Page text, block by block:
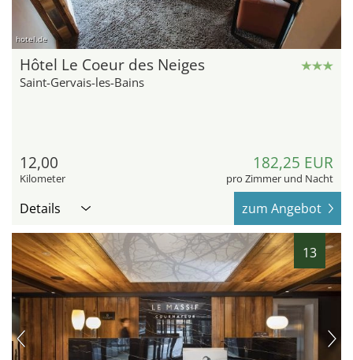
hotel.de
Hôtel Le Coeur des Neiges
Saint-Gervais-les-Bains
12,00
Kilometer
182,25 EUR
pro Zimmer und Nacht
Details zum Angebot
13